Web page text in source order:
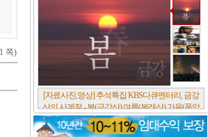
쪽)
[서울포스트논단] 담배에 관한 추억, 연도별 우리
나라 금연정책 및 금연구역 확대 추이, 정부가 아
무리 더 해롭다고 사기를 쳐대도 피워 본 사람은
다 안다, 전자담배시장은 10년새 폭발적 증가세..